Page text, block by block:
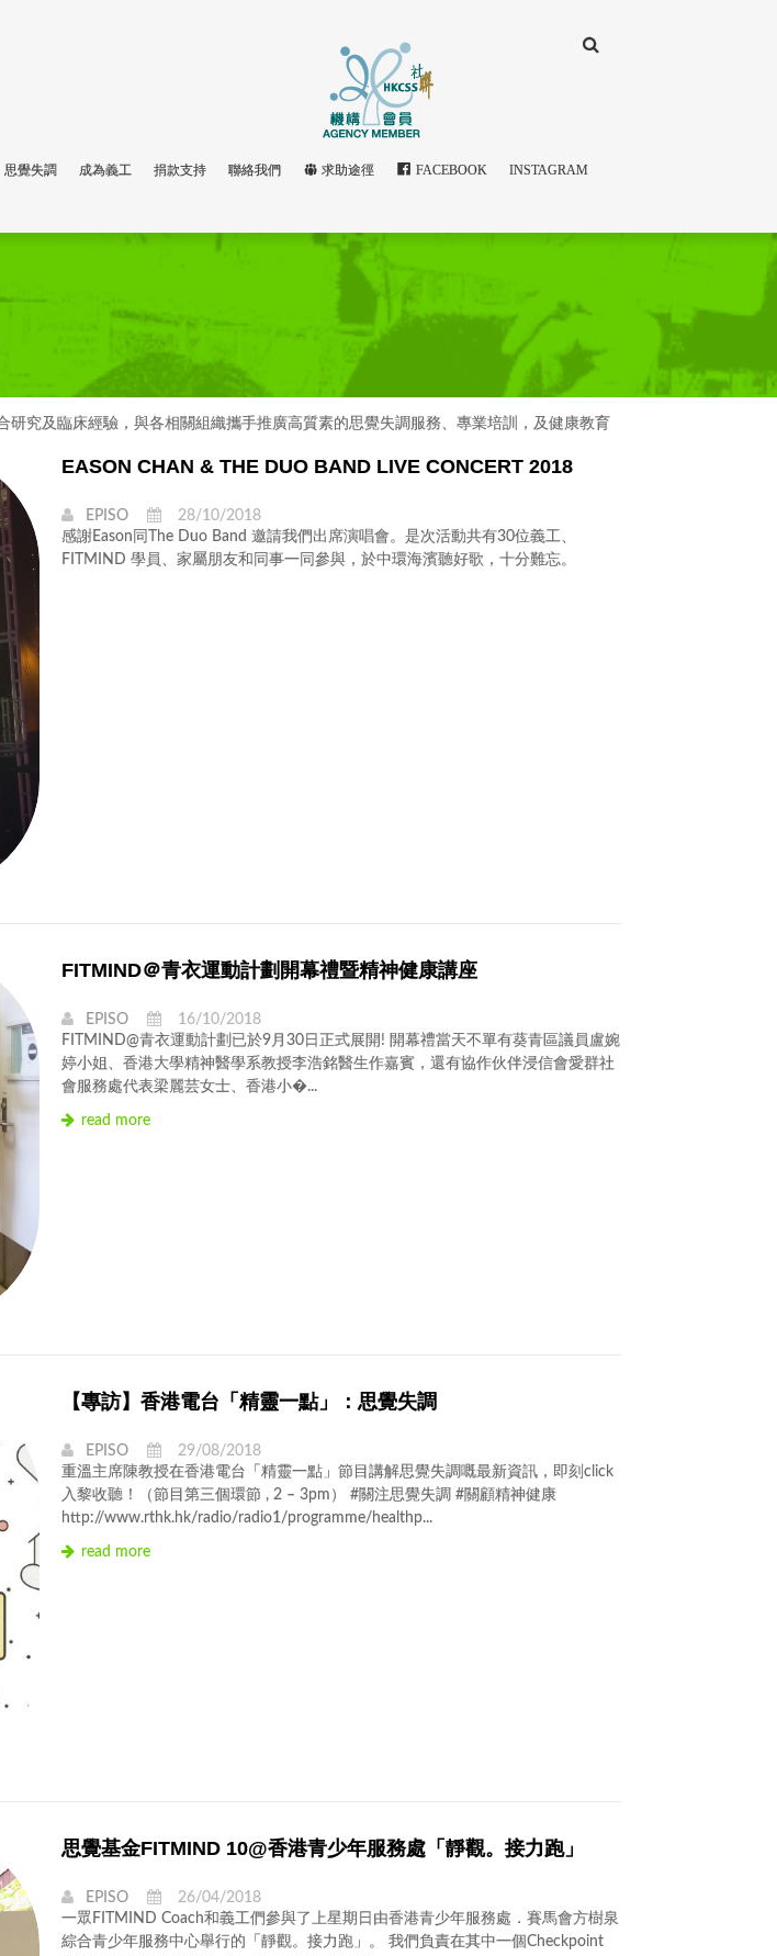
思覺失調 成為義工 捐款支持 聯絡我們 求助途徑 FACEBOOK INSTAGRAM
究及臨床經驗，與各相關組織攜手推廣高質素的思覺失調服務、專業培訓，及健康教育
EASON CHAN & THE DUO BAND LIVE CONCERT 2018
EPISO
28/10/2018
感謝Eason同The Duo Band 邀請我們出席演唱會。是次活動共有30位義工、
FITMIND 學員、家屬朋友和同事一同參與，於中環海濱聽好歌，十分難忘。
FITMIND＠青衣運動計劃開幕禮暨精神健康講座
EPISO
16/10/2018
FITMIND@青衣運動計劃已於9月30日正式展開! 開幕禮當天不單有葵青區議員盧婉
婷小姐、香港大學精神醫學系教授李浩銘醫生作嘉賓，還有協作伙伴浸信會愛群社
會服務處代表梁麗芸女士、香港小�...
read more
【專訪】香港電台「精靈一點」：思覺失調
EPISO
29/08/2018
重溫主席陳教授在香港電台「精靈一點」節目講解思覺失調嘅最新資訊，即刻click
入黎收聽！（節目第三個環節 , 2 – 3pm） #關注思覺失調 #關顧精神健康
http://www.rthk.hk/radio/radio1/programme/healthp...
read more
思覺基金FITMIND 10@香港青少年服務處「靜觀。接力跑」
EPISO
26/04/2018
一眾FITMIND Coach和義工們參與了上星期日由香港青少年服務處．賽馬會方樹泉
綜合青少年服務中心舉行的「靜觀。接力跑」。 我們負責在其中一個Checkpoint